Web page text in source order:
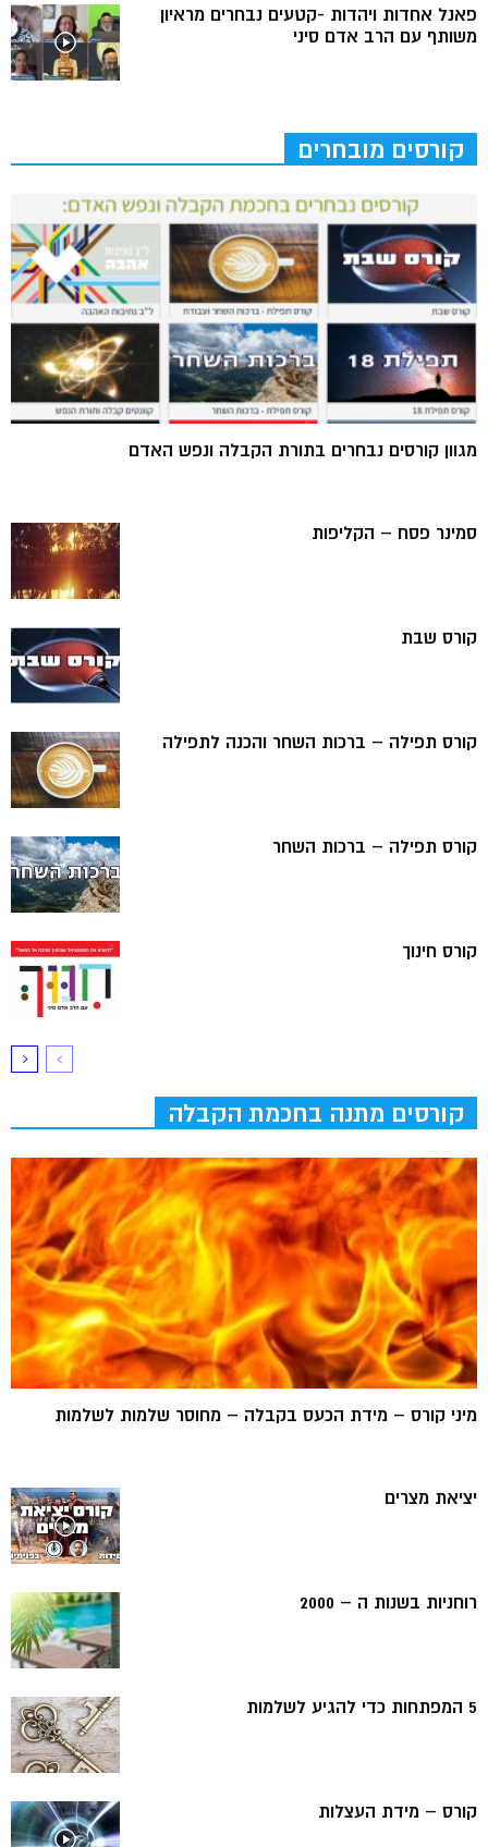
פאנל אחדות ויהדות -קטעים נבחרים מראיון
משותף עם הרב אדם סיני
קורסים מובחרים
מגוון קורסים נבחרים בתורת הקבלה ונפש האדם
סמינר פסח – הקליפות
קורס שבת
קורס תפילה – ברכות השחר והכנה לתפילה
קורס תפילה – ברכות השחר
קורס חינוך
קורסים מתנה בחכמת הקבלה
מיני קורס – מידת הכעס בקבלה – מחוסר שלמות לשלמות
יציאת מצרים
רוחניות בשנות ה – 2000
5 המפתחות כדי להגיע לשלמות
קורס – מידת העצלות